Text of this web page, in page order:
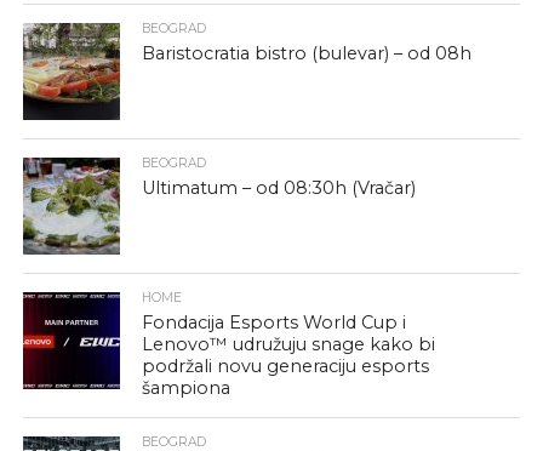
BEOGRAD
Baristocratia bistro (bulevar) – od 08h
BEOGRAD
Ultimatum – od 08:30h (Vračar)
HOME
Fondacija Esports World Cup i
Lenovo™ udružuju snage kako bi
podržali novu generaciju esports
šampiona
BEOGRAD